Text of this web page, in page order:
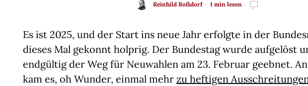
Reinhild Boßdorf 1 min lesen
Es ist 2025, und der Start ins neue Jahr erfolgte in der
dieses Mal gekonnt holprig. Der Bundestag wurde aufgelöst
endgültig der Weg für Neuwahlen am 23. Februar geebnet.
kam es, oh Wunder, einmal mehr zu heftigen